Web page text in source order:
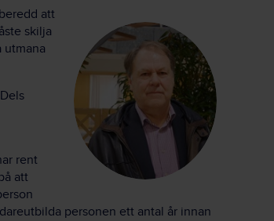
att
skilja
utmana
rent
att
personen ett antal år innan